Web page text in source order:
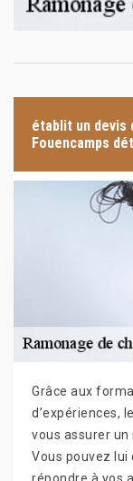
établit un devis
Fouencamps
Grâce aux
d’expériences,
vous assurer un
Vous pouvez lui